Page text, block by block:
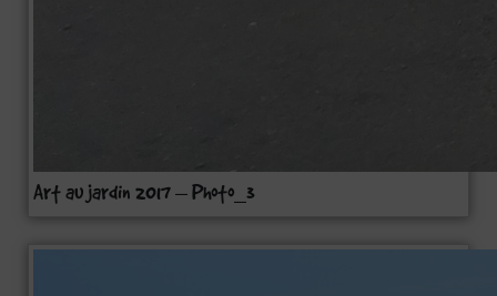
Art au jardin 2017 – Photo_3